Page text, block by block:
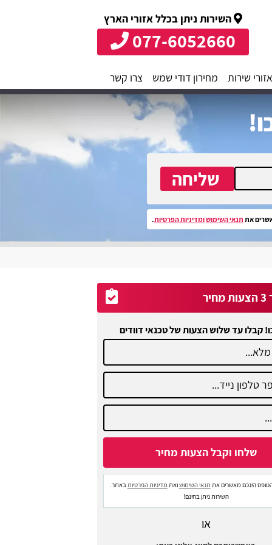
השירות ניתן בכלל אזורי הארץ
077-6052660
אזורי שירות מחירון דודי שמש צרו קשר
שליחה
את תנאי השימושומדיניות הפרטיות.
קבלו עד שלוש הצעות של טכנאי דוודים
הינכם מאשרים את תנאי השימושואת מדיניות הפרטיותבאתר.
השירות ניתן בחינם!
או